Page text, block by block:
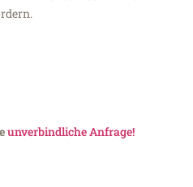
unverbindliche Anfrage!